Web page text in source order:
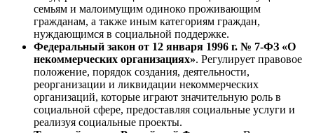
семьям и малоимущим одиноко проживающим
гражданам, а также иным категориям граждан,
нуждающимся в социальной поддержке.
Федеральный закон от 12 января 1996 г. № 7-ФЗ «О
некоммерческих организациях». Регулирует правовое
положение, порядок создания, деятельности,
реорганизации и ликвидации некоммерческих
организаций, которые играют значительную роль в
социальной сфере, предоставляя социальные услуги и
реализуя социальные проекты.